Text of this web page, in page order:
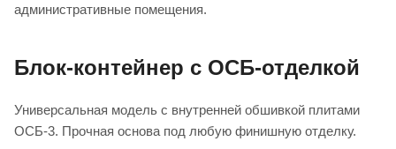
административные помещения.
Блок-контейнер с ОСБ-отделкой
Универсальная модель с внутренней обшивкой плитами
ОСБ-3. Прочная основа под любую финишную отделку.